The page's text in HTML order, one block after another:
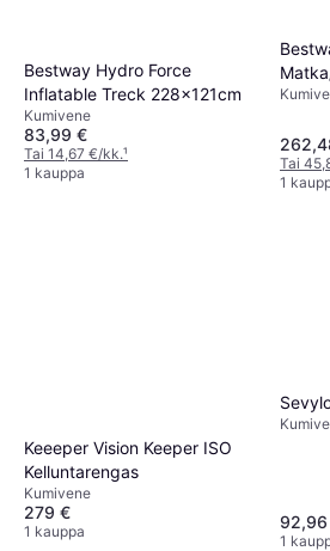
Bestway Hydro Force
Inflatable Treck 228x121cm
Kumivene
83,99 €
Tai 14,67 €/kk.¹
1 kauppa
Tai
1
Keeeper Vision Keeper ISO
Kelluntarengas
Kumivene
279 €
1 kauppa
1